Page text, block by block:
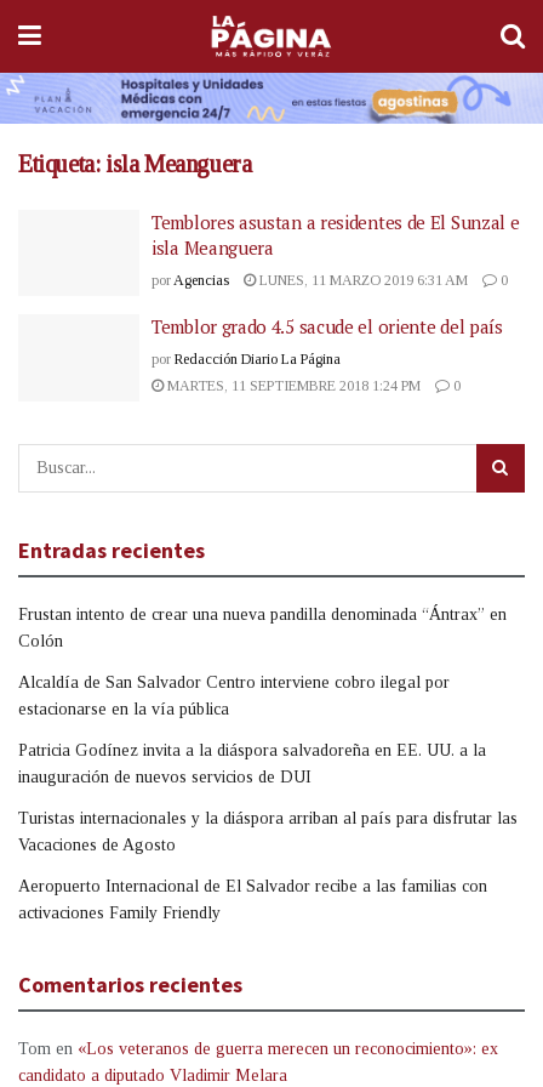
Etiqueta: isla Meanguera
Temblores asustan a residentes de El Sunzal e
isla Meanguera
por Agencias LUNES, 11 MARZO 2019 6:31 AM 0
Temblor grado 4.5 sacude el oriente del país
por Redacción Diario La Página
MARTES, 11 SEPTIEMBRE 2018 1:24 PM
0
Entradas recientes
Frustan intento de crear una nueva pandilla denominada “Ántrax” en
Colón
Alcaldía de San Salvador Centro interviene cobro ilegal por
estacionarse en la vía pública
Patricia Godínez invita a la diáspora salvadoreña en EE. UU. a la
inauguración de nuevos servicios de DUI
Turistas internacionales y la diáspora arriban al país para disfrutar las
Vacaciones de Agosto
Aeropuerto Internacional de El Salvador recibe a las familias con
activaciones Family Friendly
Comentarios recientes
Tom en «Los veteranos de guerra merecen un reconocimiento»: ex
candidato a diputado Vladimir Melara